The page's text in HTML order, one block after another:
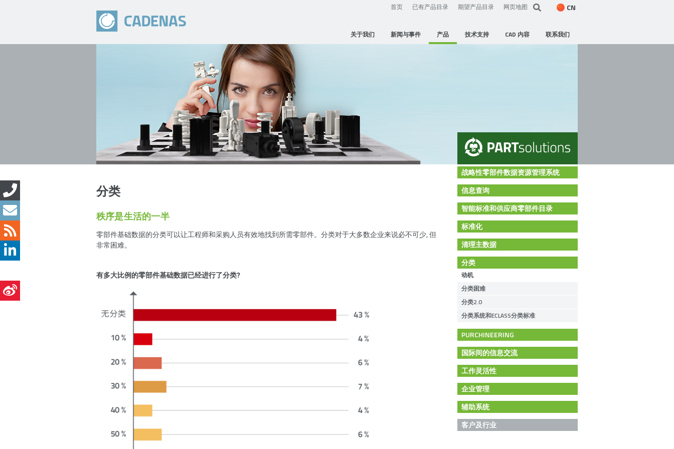
首页 已有产品目录 期望产品目录 网页地图 CN
关于我们 新闻与事件 产品 技术支持 CAD 内容 联系我们
分类
秩序是生活的一半
零部件基础数据的分类可以让工程师和采购人员有效地找到所需零部件。分类对于大多数企业来说必不可少, 但
非常困难。
有多大比例的零部件基础数据已经进行了分类?
战略性零部件数据资源管理系统
信息查询
智能标准和供应商零部件目录
标准化
清理主数据
分类
动机
分类困难
分类2.0
分类系统和ECLASS分类标准
PURCHINEERING
国际间的信息交流
工作灵活性
企业管理
辅助系统
客户及行业